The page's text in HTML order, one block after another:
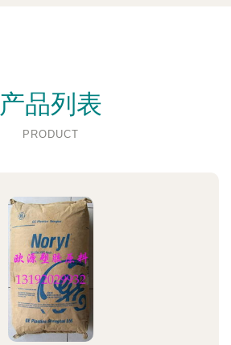
产品列表
PRODUCT